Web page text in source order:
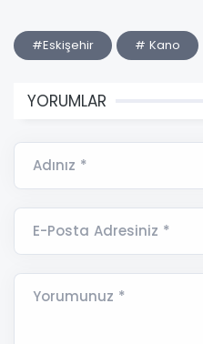
#Eskişehir # Kano
YORUMLAR
Adınız *
E-Posta Adresiniz *
Yorumunuz *